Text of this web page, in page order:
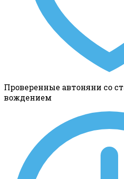
Проверенные автоняни со
вождением